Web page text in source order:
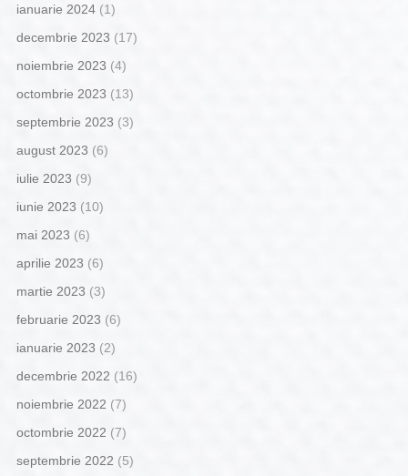
ianuarie 2024(1)
decembrie 2023 (17)
noiembrie 2023 (4)
octombrie 2023 (13)
septembrie 2023 (3)
august 2023 (6)
iulie 2023 (9)
iunie 2023 (10)
mai 2023 (6)
aprilie 2023 (6)
martie 2023 (3)
februarie 2023 (6)
ianuarie 2023 (2)
decembrie 2022 (16)
noiembrie 2022 (7)
octombrie 2022 (7)
septembrie 2022 (5)